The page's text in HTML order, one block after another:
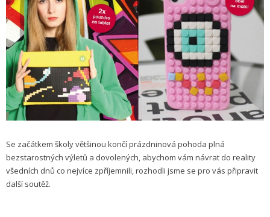
Se začátkem školy většinou končí prázdninová pohoda plná
bezstarostných výletů a dovolených, abychom vám návrat do reality
všedních dnů co nejvíce zpříjemnili, rozhodli jsme se pro vás připravit
další soutěž.